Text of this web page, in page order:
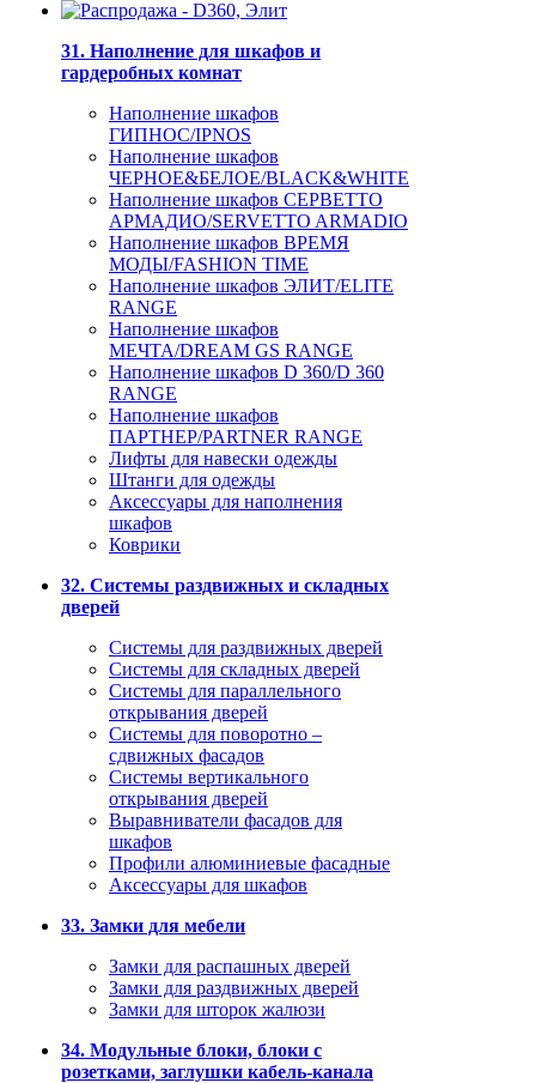
31. Наполнение для шкафов и
гардеробных комнат
Наполнение шкафов
ГИПНОС/IPNOS
Наполнение шкафов
ЧЕРНОЕ&БЕЛОЕ/BLACK&WHITE
Наполнение шкафов СЕРВЕТТО
АРМАДИО/SERVETTO ARMADIO
Наполнение шкафов ВРЕМЯ
МОДЫ/FASHION TIME
Наполнение шкафов ЭЛИТ/ELITE
RANGE
Наполнение шкафов
МЕЧТА/DREAM GS RANGE
Наполнение шкафов D 360/D 360
RANGE
Наполнение шкафов
ПАРТНЕР/PARTNER RANGE
Лифты для навески одежды
Штанги для одежды
Аксессуары для наполнения
шкафов
Коврики
32. Системы раздвижных и складных
дверей
Системы для раздвижных дверей
Системы для складных дверей
Системы для параллельного
открывания дверей
Системы для поворотно –
сдвижных фасадов
Системы вертикального
открывания дверей
Выравниватели фасадов для
шкафов
Профили алюминиевые фасадные
Аксессуары для шкафов
33. Замки для мебели
Замки для распашных дверей
Замки для раздвижных дверей
Замки для шторок жалюзи
34. Модульные блоки, блоки с
розетками, заглушки кабель-канала